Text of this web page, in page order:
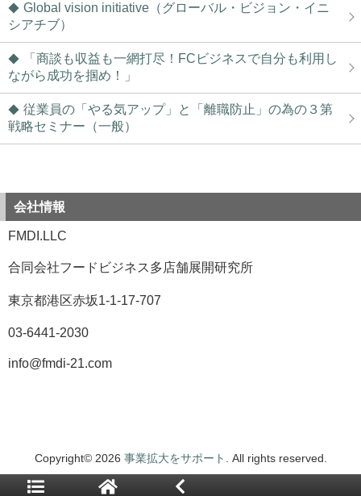
Global vision initiative（グローバル・ビジョン・イニ
シアチブ）
「商談も収益も一網打尽！FCビジネスで自分も利用し
ながら成功を掴め！」
従業員の「やる気アップ」と「離職防止」の為の３第
戦略セミナー（一般）
会社情報
FMDI.LLC
合同会社フードビジネス多店舗展開研究所
東京都港区赤坂1-1-17-707
03-6441-2030
info@fmdi-21.com
Copyright© 2026 事業拡大をサポート . All rights reserved.